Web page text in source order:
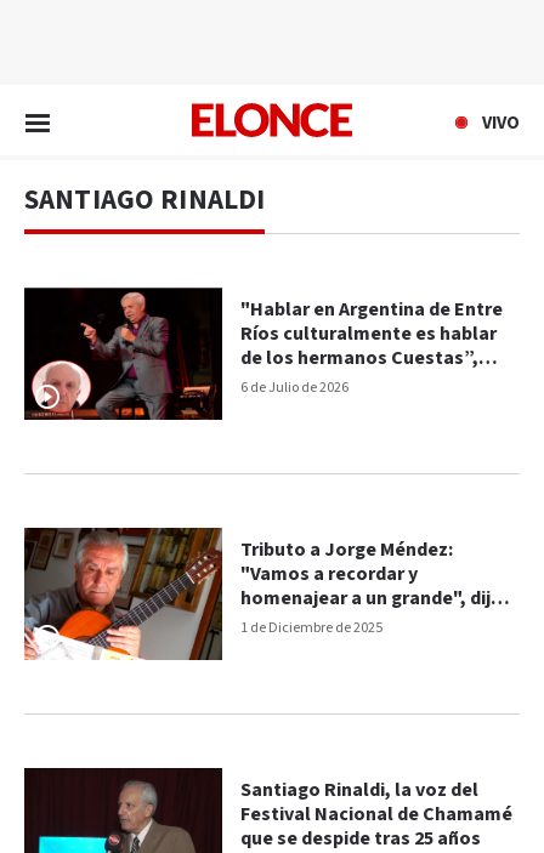
VIVO
SANTIAGO RINALDI
6 de Julio de 2026
"Hablar en Argentina de Entre
Ríos culturalmente es hablar
de los hermanos Cuestas”,
afirmó el periodista Santiago
1 de Diciembre de 2025
Tributo a Jorge Méndez:
"Vamos a recordar y
homenajear a un grande", dijo
Rinaldi
Santiago Rinaldi, la voz del
Festival Nacional de Chamamé
que se despide tras 25 años